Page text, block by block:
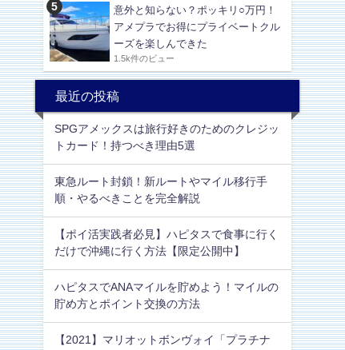
意外と知らない？ポッキリ○万円！
アメプラでお得にプライベートクル
ーズを楽しんできた
1.5k件のビュー
最近の投稿
SPGアメックスは旅行好きのためのクレジッ
トカード！持つべき理由5選
東急ルート封鎖！新ルートやマイル移行手
順・やるべきことを完全解説
【ポイ活実践者必見】ハピタスで食事に行く
だけで沖縄に行く方法【限定公開中】
ハピタスでANAマイルを貯めよう！マイルの
貯め方とポイント交換の方法
【2021】マリオットボンヴォイ「プラチナ